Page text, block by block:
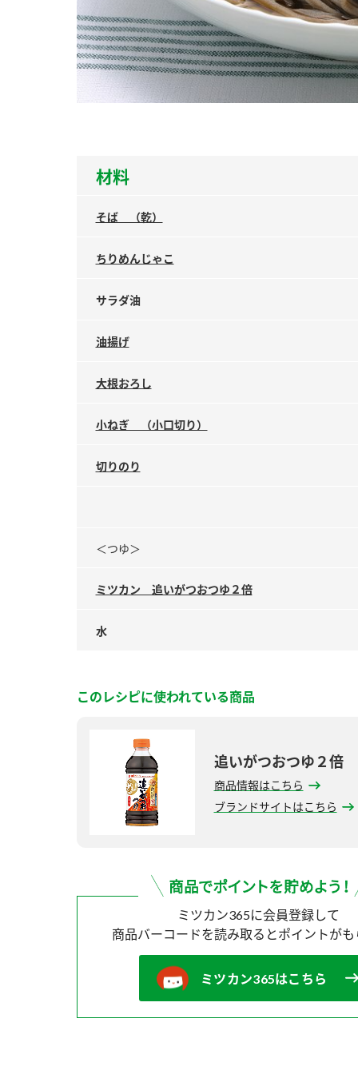
材料
そば （乾）
ちりめんじゃこ
サラダ油
油揚げ
大根おろし
小ねぎ （小口切り）
切りのり
＜つゆ＞
ミツカン 追いがつおつゆ２倍
水
このレシピに使われている商品
追いがつおつゆ２倍
商品情報はこちら
ブランドサイトはこちら
ミツカン365に会員登録して
商品バーコードを読み取ると ポイントが
ミツカン365はこちら